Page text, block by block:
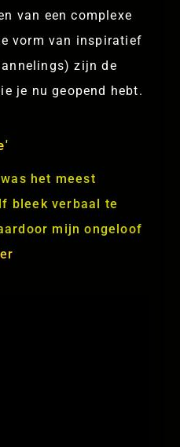
van een complexe
vorm van inspiratief
zijn de
je nu geopend hebt.
het meest
bleek verbaal te
mijn ongeloof